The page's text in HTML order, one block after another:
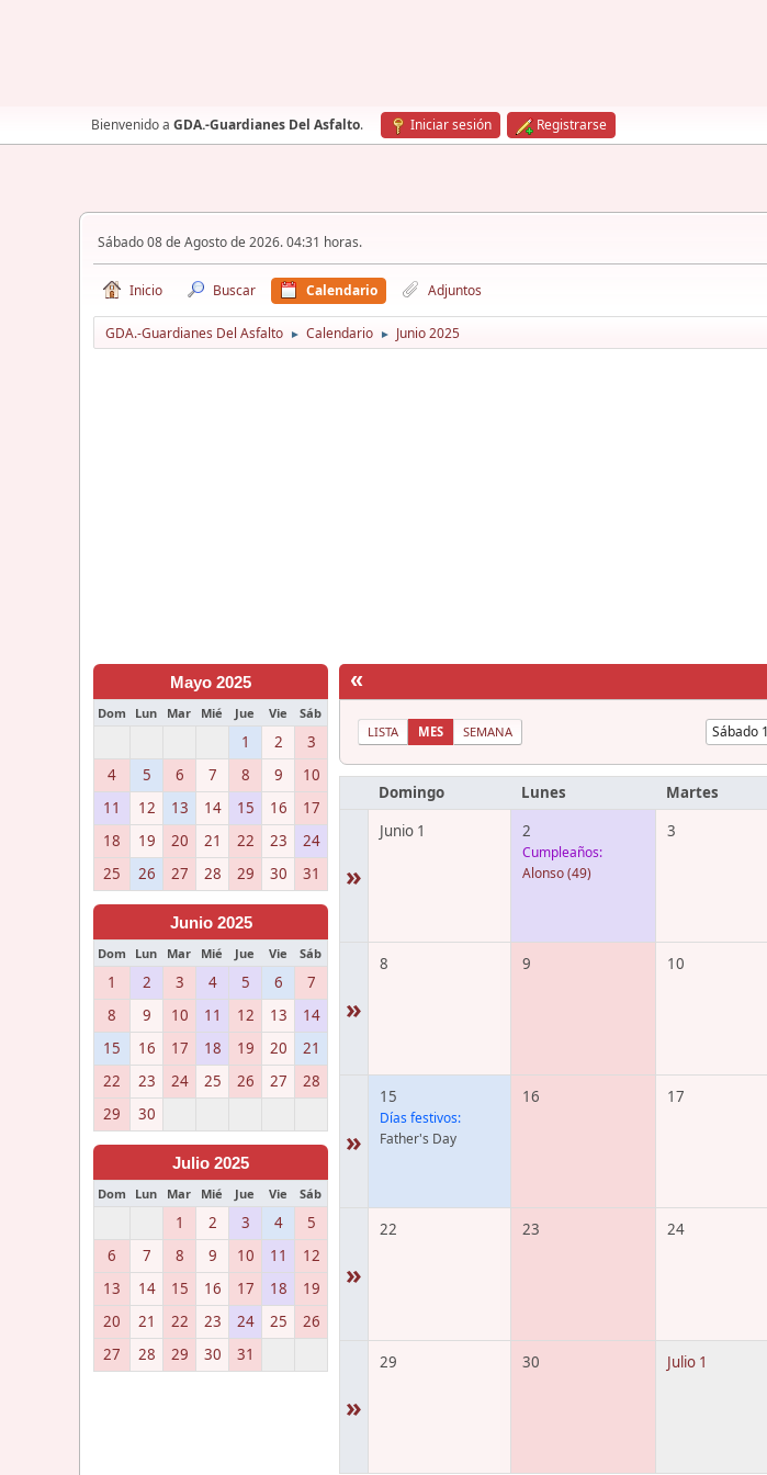
Bienvenido a GDA.-Guardianes Del Asfalto. Iniciar sesión Registrarse
Sábado 08 de Agosto de 2026. 04:31 horas.
Inicio Buscar Calendario Adjuntos
GDA.-Guardianes Del Asfalto ► Calendario ► Junio 2025
Mayo 2025
Dom Lun Mar Mié Jue Vie Sáb
1 2
3
4
5 6 7 8 9
10
11
12 13 14 15 16
17
18
19 20 21 22 23
24
25
26 27 28 29 30 31
Junio 2025
Dom Lun Mar Mié Jue Vie Sáb
1 2 3 4 5 6
7
8
9 10 11 12 13
14
15
16 17 18 19 20
21
22
23 24 25 26 27
28
29
30
Julio 2025
Dom Lun Mar Mié Jue Vie Sáb
1 2 3 4
5
6
7 8 9 10 11
12
13
14 15 16 17 18
19
20
21 22 23 24 25
26
27
28 29 30 31
«
LISTA MES SEMANA
Domingo Lunes Martes
»
Junio 1 2
Cumpleaños:
Alonso(49)
3
»
8 9 10
»
15
Días festivos:
Father's Day
16 17
»
22 23 24
»
29 30 Julio 1